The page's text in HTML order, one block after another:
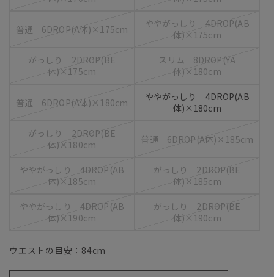
普通 6DROP(A体)×175cm
ややがっしり 4DROP(AB
体)×175cm
がっしり 2DROP(BE
体)×175cm
スリム 8DROP(YA
体)×180cm
普通 6DROP(A体)×180cm
ややがっしり 4DROP(AB
体)×180cm
がっしり 2DROP(BE
体)×180cm
普通 6DROP(A体)×185cm
ややがっしり 4DROP(AB
体)×185cm
がっしり 2DROP(BE
体)×185cm
ややがっしり 4DROP(AB
体)×190cm
がっしり 2DROP(BE
体)×190cm
ウエストの目安： 84cm